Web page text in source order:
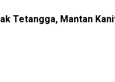
Tetangga, Mantan